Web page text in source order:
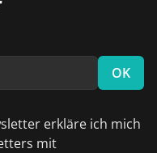
OK
erkläre ich mich
mit